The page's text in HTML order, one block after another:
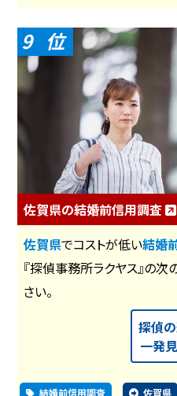
9
佐賀県の結婚前信用調査
佐賀県でコストが低い結婚
『探偵事務所ラクヤス』の
さい。
探偵
一発
結婚前信用調査 佐賀県